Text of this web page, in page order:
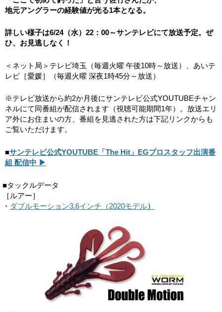
地元アングラーの経験値が光る1本となる。
詳しい様子は6/24（水）22：00～サンテレビにて放送予定。ぜ
ひ、お見逃しなく！
＜ネット局＞テレビ埼玉（毎週火曜 午後10時～放送）、あいテ
レビ［愛媛］（毎週火曜 深夜1時45分～放送）
※テレビ放送から約2か月後にサンテレビ公式YOUTUBEチャン
ネルにて同番組が配信されます（視聴可能期間1年）。放送エリ
ア外にお住まいの方、番組を見逃された方は下記リンクからも
ご覧いただけます。
■サンテレビ公式YOUTUBE「The Hit」EGプロスタッフ出演番
組 配信中 ▶
■タックルデータ
［ルアー］
・ ダブルモーション3.6インチ（2020モデル）